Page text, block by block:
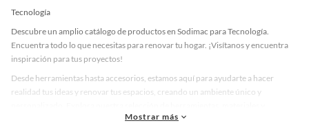
Tecnología
Descubre un amplio catálogo de productos en Sodimac para Tecnología.
Encuentra todo lo que necesitas para renovar tu hogar. ¡Visítanos y encuentra
inspiración para tus proyectos!
Desde herramientas hasta accesorios, estamos aquí para ayudarte a hacer
realidad tus ideas y renovar tus espacios, creando un ambiente único y
accesorios de calidad que te ayudarán a crear un espacio más tú.
Mostrar más